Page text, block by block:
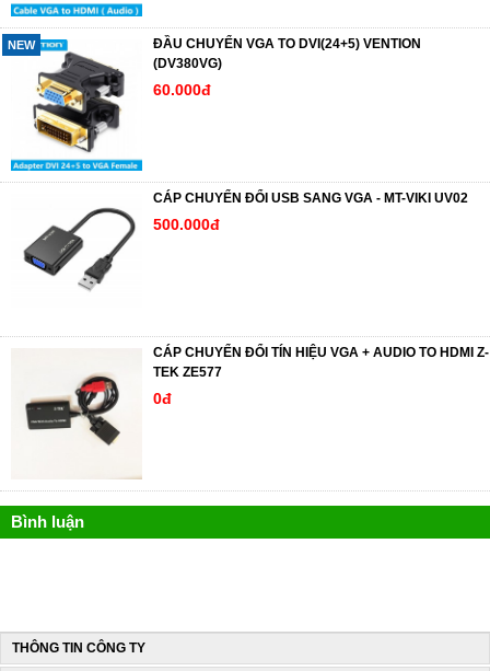
NEW
ĐẦU CHUYỂN VGA TO DVI(24+5) VENTION
(DV380VG)
60.000đ
CÁP CHUYỂN ĐỔI USB SANG VGA - MT-VIKI UV02
500.000đ
CÁP CHUYỂN ĐỔI TÍN HIỆU VGA + AUDIO TO HDMI Z-
TEK ZE577
0đ
Bình luận
THÔNG TIN CÔNG TY